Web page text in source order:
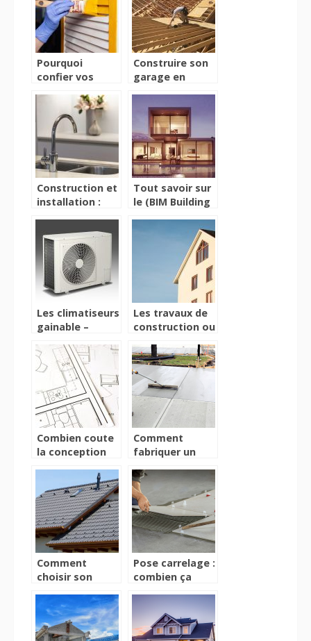
véhicules chez
vous
Pourquoi
confier vos
professionnels
en peinture ?
Construire son
garage en
budget prévoir ?
Construction et
installation :
prevoir pour les
travaux de
plomberie ?
Tout savoir sur
le (BIM Building
Modeling)
Les climatiseurs
gainable –
sont et
comment
fonctionnent-ils
?
Les travaux de
construction ou
ce qu’il faut
savoir!
Combien coute
la conception
Comment
fabriquer un
même ?
Comment
choisir son
toiture ?
Pose carrelage :
combien ça